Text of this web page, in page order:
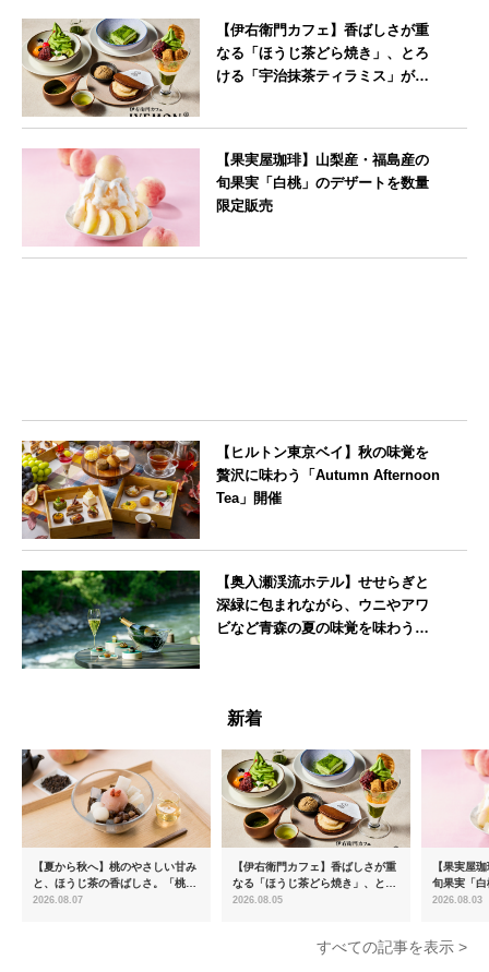
【伊右衛門カフェ】香ばしさが重
なる「ほうじ茶どら焼き」、とろ
ける「宇治抹茶ティラミス」が新
【果実屋珈琲】山梨産・福島産の
旬果実「白桃」のデザートを数量
限定販売
【ヒルトン東京ベイ】秋の味覚を
贅沢に味わう「Autumn Afternoon
Tea」開催
【奥入瀬渓流ホテル】せせらぎと
深緑に包まれながら、ウニやアワ
ビなど青森の夏の味覚を味わうフ
新着
【夏から秋へ】桃のやさしい甘み
と、ほうじ茶の香ばしさ。「桃と
ほうじ茶のあんみつ」を8月中旬
2026.08.07
【伊右衛門カフェ】香ばしさが重
なる「ほうじ茶どら焼き」、とろ
ける「宇治抹茶ティラミス」が新
2026.08.05
【果実屋
旬果実「
限定販売
2026.08.03
すべての記事を表示 >